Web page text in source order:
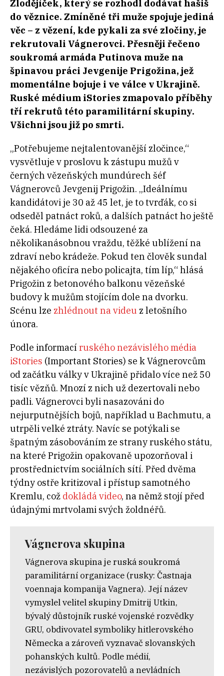
Zlodějíček, který se rozhodl dodávat hašiš
do věznice. Zmíněné tři muže spojuje jediná
věc – z vězení, kde pykali za své zločiny, je
rekrutovali Vágnerovci. Přesněji řečeno
soukromá armáda Putinova muže na
špinavou práci Jevgenije Prigožina, jež
momentálne bojuje i ve válce v Ukrajině.
Ruské médium iStories zmapovalo příběhy
tří rekrutů této paramilitární skupiny.
Všichni jsou již po smrti.
„Potřebujeme nejtalentovanější zločince,“
vysvětluje v proslovu k zástupu mužů v
černých vězeňských mundúrech šéf
Vágnerovců Jevgenij Prigožin. „Ideálnímu
kandidátovi je 30 až 45 let, je to tvrďák, co si
odseděl patnáct roků, a dalších patnáct ho ještě
čeká. Hledáme lidi odsouzené za
několikanásobnou vraždu, těžké ublížení na
zdraví nebo krádeže. Pokud ten člověk sundal
nějakého oficíra nebo policajta, tím líp,“ hlásá
Prigožin z betonového balkonu vězeňské
budovy k mužům stojícím dole na dvorku.
Scénu lze zhlédnout na videu z letošního
února.
Podle informací ruského nezávislého média
iStories (Important Stories) se k Vágnerovcům
od začátku války v Ukrajině přidalo více než 50
tisíc vězňů. Mnozí z nich už dezertovali nebo
padli. Vágnerovci byli nasazováni do
nejurputnějších bojů, například u Bachmutu, a
utrpěli velké ztráty. Navíc se potýkali se
špatným zásobováním ze strany ruského státu,
na které Prigožin opakovaně upozorňoval i
prostřednictvím sociálních sítí. Před dvěma
týdny ostře kritizoval i přístup samotného
Kremlu, což dokládá video, na němž stojí před
údajnými mrtvolami svých žoldnéřů.
Vágnerova skupina
Vágnerova skupina je ruská soukromá
paramilitární organizace (rusky: Častnaja
voennaja kompanija Vagnera). Její název
vymyslel velitel skupiny Dmitrij Utkin,
bývalý důstojník ruské vojenské rozvědky
GRU, obdivovatel symboliky hitlerovského
Německa a zároveň vyznavač slovanských
pohanských kultů. Podle médií,
nezávislých pozorovatelů a nevládních